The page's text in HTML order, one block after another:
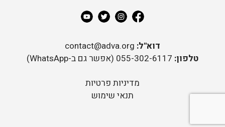
דוא"ל: contact@adva.org
טלפון:
מדיניות פרטיות
תנאי שימוש